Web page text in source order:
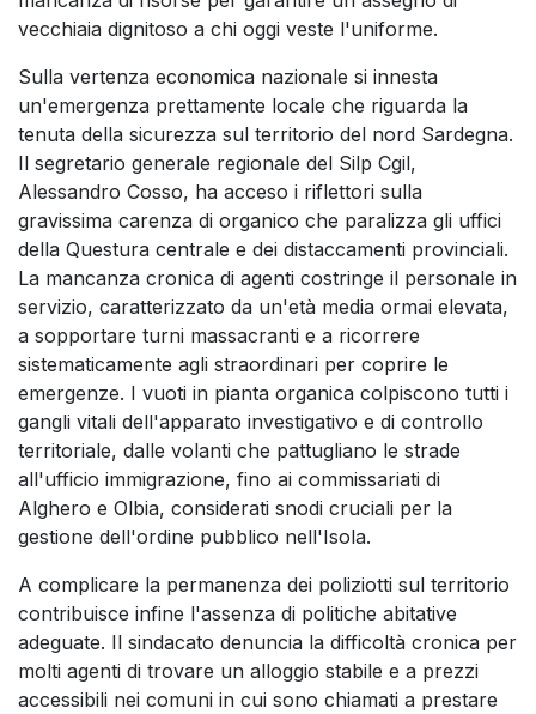
vecchiaia dignitoso a chi oggi veste l'uniforme.
Sulla vertenza economica nazionale si innesta
un'emergenza prettamente locale che riguarda la
tenuta della sicurezza sul territorio del nord Sardegna.
Il segretario generale regionale del Silp Cgil,
Alessandro Cosso, ha acceso i riflettori sulla
gravissima carenza di organico che paralizza gli uffici
della Questura centrale e dei distaccamenti provinciali.
La mancanza cronica di agenti costringe il personale in
servizio, caratterizzato da un'età media ormai elevata,
a sopportare turni massacranti e a ricorrere
sistematicamente agli straordinari per coprire le
emergenze. I vuoti in pianta organica colpiscono tutti i
gangli vitali dell'apparato investigativo e di controllo
territoriale, dalle volanti che pattugliano le strade
all'ufficio immigrazione, fino ai commissariati di
Alghero e Olbia, considerati snodi cruciali per la
gestione dell'ordine pubblico nell'Isola.
A complicare la permanenza dei poliziotti sul territorio
contribuisce infine l'assenza di politiche abitative
adeguate. Il sindacato denuncia la difficoltà cronica per
molti agenti di trovare un alloggio stabile e a prezzi
accessibili nei comuni in cui sono chiamati a prestare